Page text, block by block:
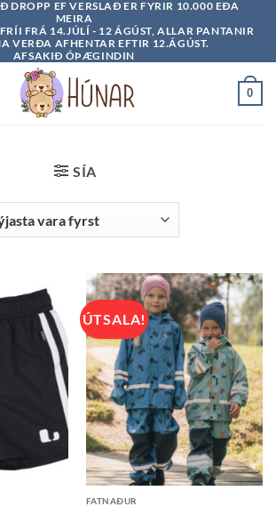
DROPP EF VERSLAÐ ER FYRIR 10.000 EÐA
MEIRA
FRÁ 14.JÚLÍ - 12 ÁGÚST, ALLAR PANTANIR
VERÐA AFHENTAR EFTIR 12.ÁGÚST.
AFSAKIÐ ÓÞÆGINDIN
0
SÍA
ÚTSALA!
FATNAÐUR